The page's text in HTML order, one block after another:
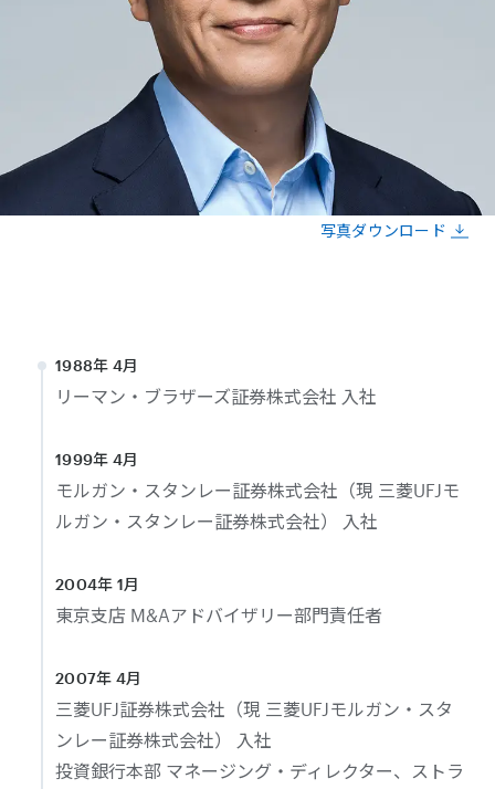
写真ダウンロード
1988年 4月
リーマン・ブラザーズ証券株式会社 入社
1999年 4月
モルガン・スタンレー証券株式会社（現 三菱UFJモ
ルガン・スタンレー証券株式会社） 入社
2004年 1月
東京支店 M&Aアドバイザリー部門責任者
2007年 4月
三菱UFJ証券株式会社（現 三菱UFJモルガン・スタ
ンレー証券株式会社） 入社
投資銀行本部 マネージング・ディレクター、ストラ